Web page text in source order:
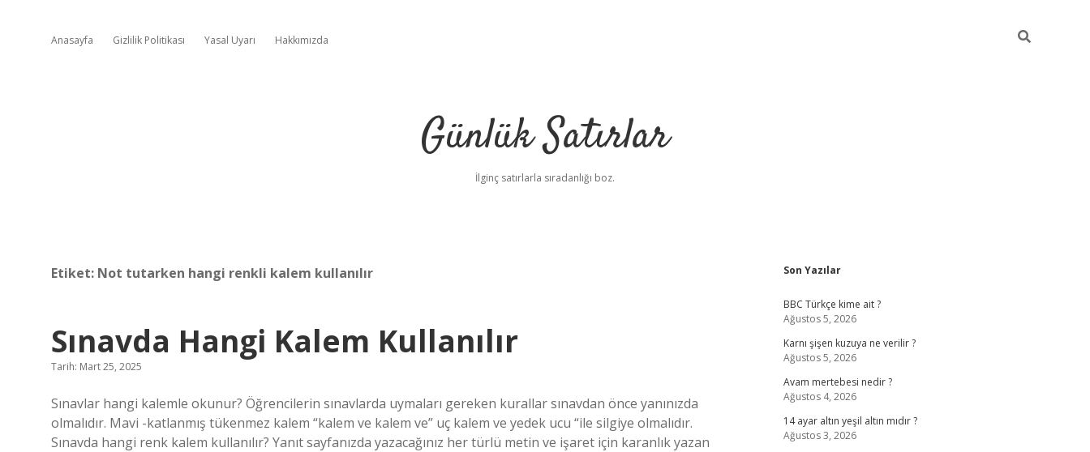
Anasayfa Gizlilik Politikası Yasal Uyarı Hakkımızda
Günlük Satırlar
İlginç satırlarla sıradanlığı boz.
Etiket: Not tutarken hangi renkli kalem kullanılır
Sınavda Hangi Kalem Kullanılır
Tarih: Mart 25, 2025
Sınavlar hangi kalemle okunur? Öğrencilerin sınavlarda uymaları gereken kurallar sınavdan önce yanınızda
olmalıdır. Mavi -katlanmış tükenmez kalem “kalem ve kalem ve” uç kalem ve yedek ucu “ile silgiye olmalıdır.
Sınavda hangi renk kalem kullanılır? Yanıt sayfanızda yazacağınız her türlü metin ve işaret için karanlık yazan
Sidebar
Son Yazılar
BBC Türkçe kime ait ?
Ağustos 5, 2026
Karnı şişen kuzuya ne verilir ?
Ağustos 5, 2026
Avam mertebesi nedir ?
Ağustos 4, 2026
14 ayar altın yeşil altın mıdır ?
Ağustos 3, 2026